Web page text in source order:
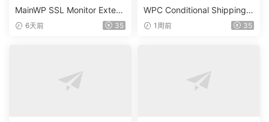
MainWP SSL Monitor Extens
ion v5.2
6天前 35
WPC Conditional Shipping &
Payments (Premium) v1.0.2
1周前 35